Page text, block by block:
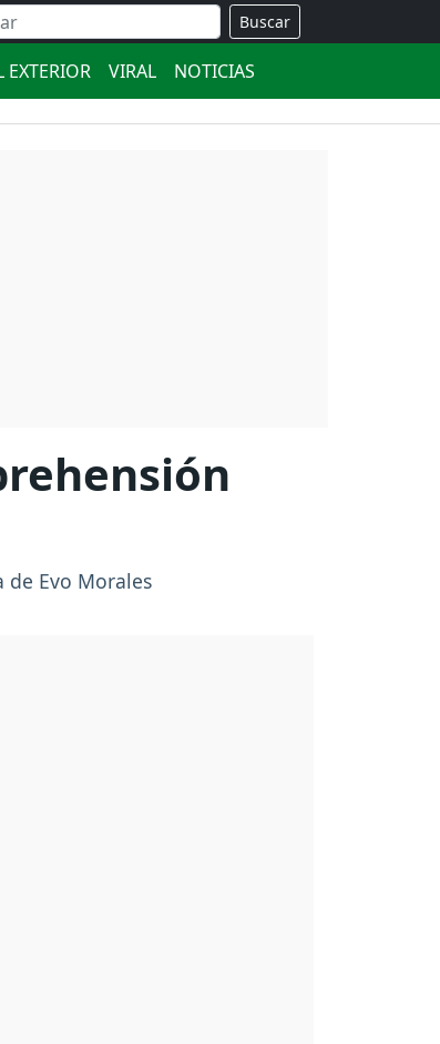
Buscar
EXTERIOR VIRAL NOTICIAS
de Evo Morales